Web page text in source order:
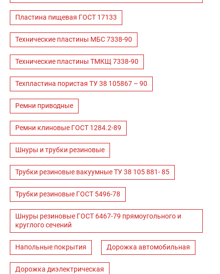
Пластина пищевая ГОСТ 17133
Технические пластины МБС 7338-90
Технические пластины ТМКЩ 7338-90
Техпластина пористая ТУ 38 105867 – 90
Ремни приводные
Ремни клиновые ГОСТ 1284.2-89
Шнуры и трубки резиновые
Трубки резиновые вакуумные ТУ 38 105 881- 85
Трубки резиновые ГОСТ 5496-78
Шнуры резиновые ГОСТ 6467-79 прямоугольного и
круглого сечений
Напольные покрытия Дорожка автомобильная
Дорожка диэлектрическая